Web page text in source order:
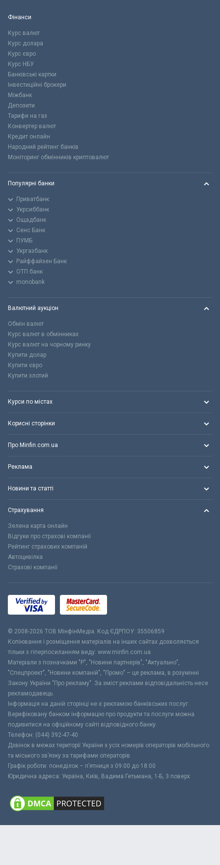
Фінанси
Курс валют
Курс долара
Курс євро
Курс НБУ
Банківські картки
Інвестиційні брокери
Міжбанк
Депозити
Тарифи на газ
Конвертер валют
Кредит онлайн
Народний рейтинг банків
Моніторинг обмінників криптовалют
Популярні банки
Приватбанк
Укрсиббанк
Ощадбанк
Сенс Банк
ПУМБ
Укргазбанк
Райффайзен Банк
ОТП банк
monobank
Валютний аукціон
Обмін валют
Курс валют в обмінниках
Курс валют на чорному ринку
Купити долар
Купити євро
Купити злотий
Курси по містах
Корисні сторінки
Про Minfin.com.ua
Реклама
Новини та статті
Страхування
Зелена карта онлайн
Відгуки про страхові компанії
Рейтинг страхових компаній
Автоцивілка
Страхові компанії
© 2008-2026 ТОВ МiнфiнМедiа. Код ЄДРПОУ: 35506859
Копіювання і розміщення матеріалів на інших сайтах дозволяється
тільки з гіперпосиланням виду: www.minfin.com.ua
Матеріали з позначками "Р", "Новини партнерів", "Актуально",
"Спецпроект", "Новини компаній", "Промо" – це реклама, в розумінні
Закону України "Про рекламу". За зміст реклами відповідальність несе
рекламодавець.
Інформація на даній сторінці не є рекламою банківських послуг.
Верифіковану банком інформацію про продукти та послуги можна
подивитися на офіційному сайті відповідного банку.
Телефон: (044) 392-47-40
Дзвінок в межах території України з усіх номерів операторів мобільного
та міського зв’язку за тарифами операторів
Графік роботи: понеділок – п’ятниця з 09:00 до 18:00
Юридична адреса: Україна, Київ, Вадима Гетьмана, 1-Б, 3 поверх